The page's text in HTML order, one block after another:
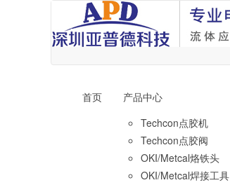
首页
产品中心
Techcon点胶机
Techcon点胶阀
OKI/Metcal烙铁头
OKI/Metcal焊接工具